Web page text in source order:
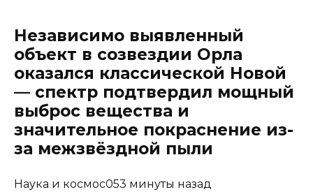
Независимо выявленный
объект в созвездии Орла
оказался классической Новой
— спектр подтвердил мощный
выброс вещества и
значительное покраснение из-
за межзвёздной пыли
Наука и космос053 минуты назад